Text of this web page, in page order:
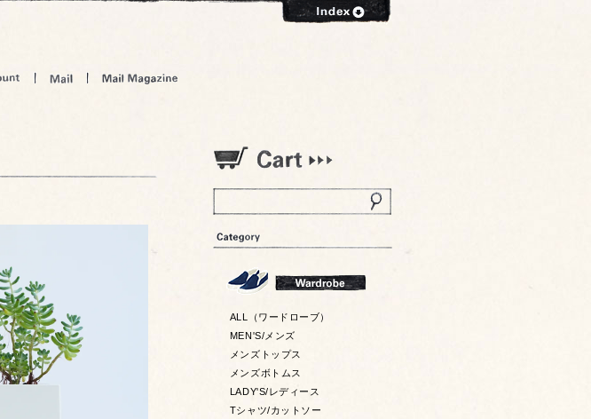
ALL（ワードローブ）
MEN'S/メンズ
メンズトップス
メンズボトムス
LADY'S/レディース
Tシャツ/カットソー